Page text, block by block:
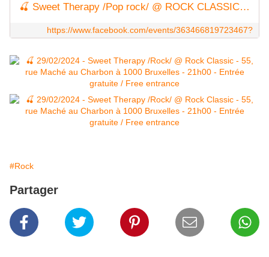
🍒 Sweet Therapy /Pop rock/ @ ROCK CLASSIC - 29/02/2024
https://www.facebook.com/events/363466819723467?
#Rock
Partager